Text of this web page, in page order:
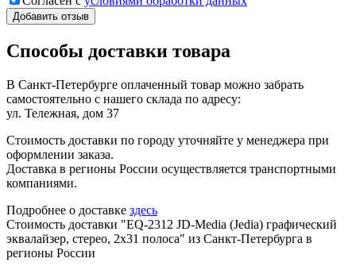
Добавить отзыв
Способы доставки товара
В Санкт-Петербурге оплаченный товар можно забрать
самостоятельно с нашего склада по адресу:
ул. Тележная, дом 37
Стоимость доставки по городу уточняйте у менеджера при
оформлении заказа.
Доставка в регионы России осуществляется транспортными
компаниями.
Подробнее о доставке здесь
Стоимость доставки "EQ-2312 JD-Media (Jedia) графический
эквалайзер, стерео, 2х31 полоса" из Санкт-Петербурга в
регионы России